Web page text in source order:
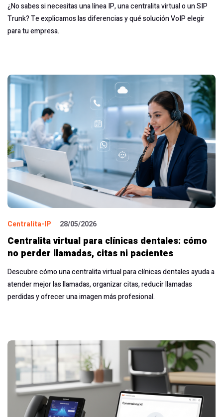
¿No sabes si necesitas una línea IP, una centralita virtual o un SIP
Trunk? Te explicamos las diferencias y qué solución VoIP elegir
para tu empresa.
Centralita-IP 28/05/2026
Centralita virtual para clínicas dentales: cómo
no perder llamadas, citas ni pacientes
Descubre cómo una centralita virtual para clínicas dentales ayuda a
atender mejor las llamadas, organizar citas, reducir llamadas
perdidas y ofrecer una imagen más profesional.